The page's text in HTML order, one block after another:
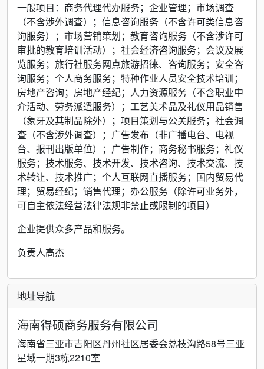
一般项目：商务代理代办服务；企业管理；市场调查
（不含涉外调查）；信息咨询服务（不含许可类信息咨
询服务）；市场营销策划；教育咨询服务（不含涉许可
审批的教育培训活动）；社会经济咨询服务；会议及展
览服务；旅行社服务网点旅游招徕、咨询服务；安全咨
询服务；个人商务服务；特种作业人员安全技术培训；
房地产咨询；房地产经纪；人力资源服务（不含职业中
介活动、劳务派遣服务）；工艺美术品及礼仪用品销售
（象牙及其制品除外）；项目策划与公关服务；社会调
查（不含涉外调查）；广告发布（非广播电台、电视
台、报刊出版单位）；广告制作；商务秘书服务；礼仪
服务；技术服务、技术开发、技术咨询、技术交流、技
术转让、技术推广；个人互联网直播服务；国内贸易代
理；贸易经纪；销售代理；办公服务（除许可业务外，
可自主依法经营法律法规非禁止或限制的项目）
企业提供众多产品和服务。
负责人高杰
地址导航
海南得硕商务服务有限公司
海南省三亚市吉阳区丹州社区居委会荔枝沟路58号三亚
星域一期3栋2210室